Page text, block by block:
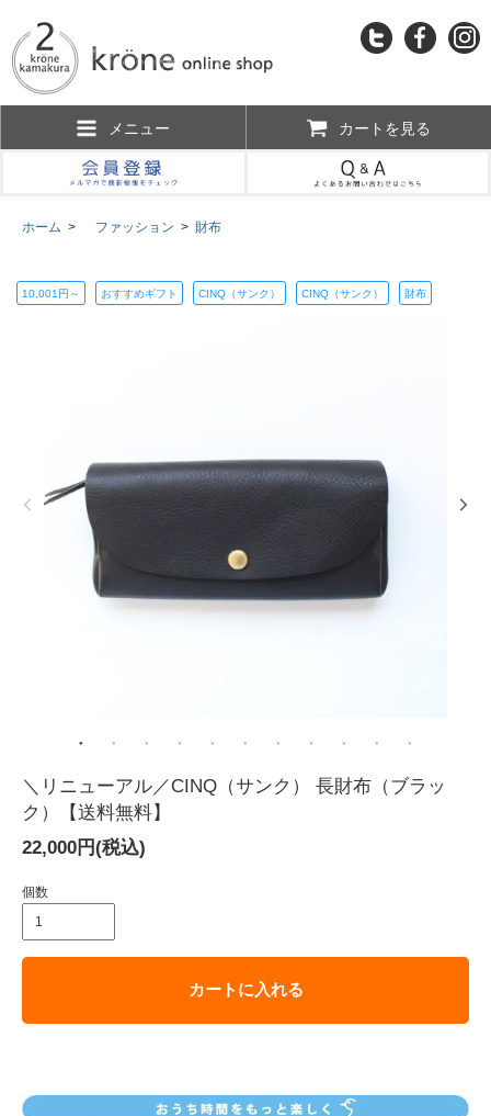
メニュー カートを見る
ホーム > ファッション > 財布
10,001円～ おすすめギフト CINQ（サンク） CINQ（サンク） 財布
＼リニューアル／CINQ（サンク） 長財布（ブラッ
ク）【送料無料】
22,000円(税込)
個数
カートに入れる